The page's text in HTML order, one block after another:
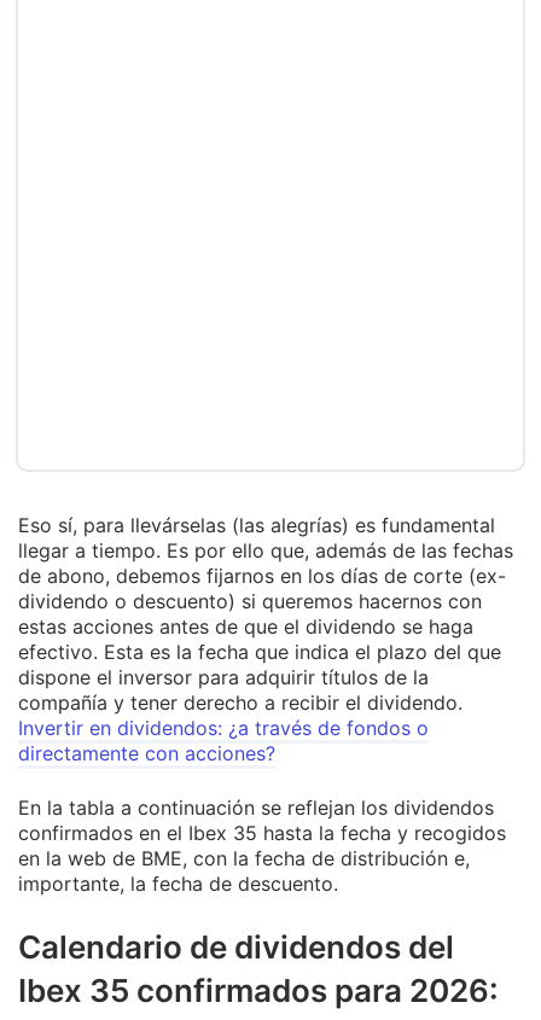
Eso sí, para llevárselas (las alegrías) es fundamental
llegar a tiempo. Es por ello que, además de las fechas
de abono, debemos fijarnos en los días de corte (ex-
dividendo o descuento) si queremos hacernos con
estas acciones antes de que el dividendo se haga
efectivo. Esta es la fecha que indica el plazo del que
dispone el inversor para adquirir títulos de la
compañía y tener derecho a recibir el dividendo.
Invertir en dividendos: ¿a través de fondos o
directamente con acciones?
En la tabla a continuación se reflejan los dividendos
confirmados en el Ibex 35 hasta la fecha y recogidos
en la web de BME, con la fecha de distribución e,
importante, la fecha de descuento.
Calendario de dividendos del
Ibex 35 confirmados para 2026: